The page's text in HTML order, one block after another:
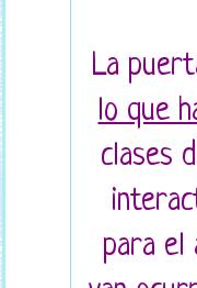
La
lo que
clases
para el